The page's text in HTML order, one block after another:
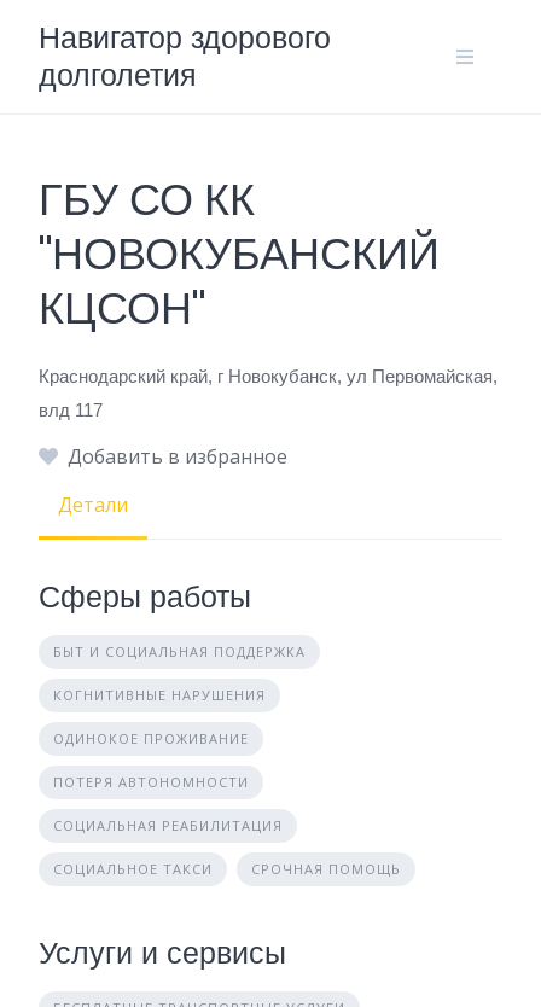
content
Навигатор здорового
долголетия
ГБУ СО КК
"НОВОКУБАНСКИЙ
КЦСОН"
Краснодарский край, г Новокубанск, ул Первомайская,
влд 117
Добавить в избранное
Детали
Сферы работы
БЫТ И СОЦИАЛЬНАЯ ПОДДЕРЖКА
КОГНИТИВНЫЕ НАРУШЕНИЯ
ОДИНОКОЕ ПРОЖИВАНИЕ
ПОТЕРЯ АВТОНОМНОСТИ
СОЦИАЛЬНАЯ РЕАБИЛИТАЦИЯ
СОЦИАЛЬНОЕ ТАКСИ СРОЧНАЯ ПОМОЩЬ
Услуги и сервисы